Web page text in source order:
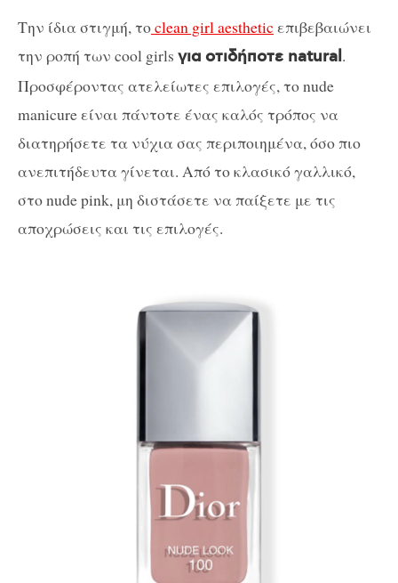
Την ίδια στιγμή, τοclean girl aesthetic επιβεβαιώνει
την ροπή των cool girls για οτιδήποτε natural.
Προσφέροντας ατελείωτες επιλογές, το nude
manicure είναι πάντοτε ένας καλός τρόπος να
διατηρήσετε τα νύχια σας περιποιημένα, όσο πιο
ανεπιτήδευτα γίνεται. Από το κλασικό γαλλικό,
στο nude pink, μη διστάσετε να παίξετε με τις
αποχρώσεις και τις επιλογές.